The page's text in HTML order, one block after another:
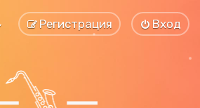
Вход
Регистрация